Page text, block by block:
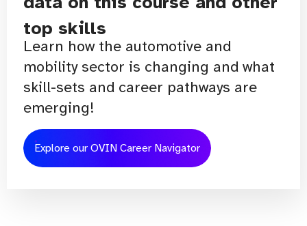
top skills
Learn how the automotive and
mobility sector is changing and what
skill-sets and career pathways are
emerging!
Explore our OVIN Career Navigator